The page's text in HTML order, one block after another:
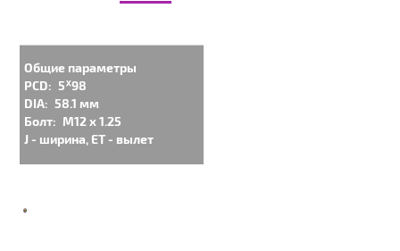
Общие параметры
PCD: 5ᕁ98
DIA: 58.1 мм
Болт: M12 x 1.25
J - ширина, ET - вылет